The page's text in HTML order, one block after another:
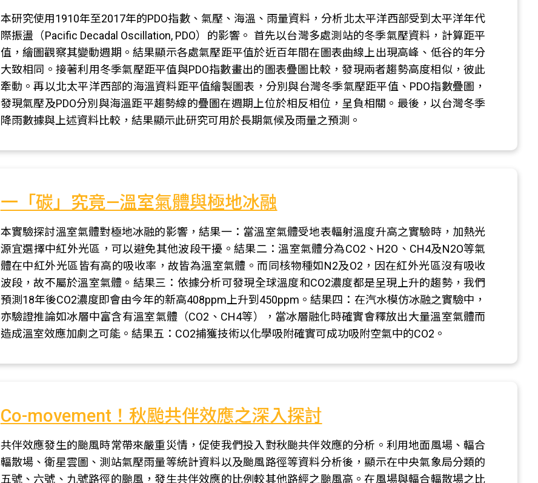
本研究使用1910年至2017年的PDO指數、氣壓、海溫、雨量資料，分析北太平洋西部受到太平洋年代
際振盪（Pacific Decadal Oscillation, PDO）的影響。 首先以台灣多處測站的冬季氣壓資料，計算距平
值，繪圖觀察其變動週期。結果顯示各處氣壓距平值於近百年間在圖表曲線上出現高峰、低谷的年分
大致相同。接著利用冬季氣壓距平值與PDO指數畫出的圖表疊圖比較，發現兩者趨勢高度相似，彼此
牽動。再以北太平洋西部的海溫資料距平值繪製圖表，分別與台灣冬季氣壓距平值、PDO指數疊圖，
發現氣壓及PDO分別與海溫距平趨勢線的疊圖在週期上位於相反相位，呈負相關。最後，以台灣冬季
降雨數據與上述資料比較，結果顯示此研究可用於長期氣候及雨量之預測。
一「碳」究竟—溫室氣體與極地冰融
本實驗探討溫室氣體對極地冰融的影響，結果一：當溫室氣體受地表輻射溫度升高之實驗時，加熱光
源宜選擇中紅外光區，可以避免其他波段干擾。結果二：溫室氣體分為CO2、H2O、CH4及N2O等氣
體在中紅外光區皆有高的吸收率，故皆為溫室氣體。而同核物種如N2及O2，因在紅外光區沒有吸收
波段，故不屬於溫室氣體。結果三：依據分析可發現全球溫度和CO2濃度都是呈現上升的趨勢，我們
預測18年後CO2濃度即會由今年的新高408ppm上升到450ppm。結果四：在汽水模仿冰融之實驗中，
亦驗證推論如冰層中富含有溫室氣體（CO2、CH4等），當冰層融化時確實會釋放出大量溫室氣體而
造成溫室效應加劇之可能。結果五：CO2捕獲技術以化學吸附確實可成功吸附空氣中的CO2。
Co-movement！秋颱共伴效應之深入探討
共伴效應發生的颱風時常帶來嚴重災情，促使我們投入對秋颱共伴效應的分析。利用地面風場、輻合
輻散場、衛星雲圖、測站氣壓雨量等統計資料以及颱風路徑等資料分析後，顯示在中央氣象局分類的
五號、六號、九號路徑的颱風，發生共伴效應的比例較其他路經之颱風高。在風場與輻合輻散場之比